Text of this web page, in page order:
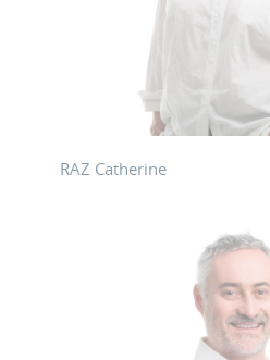
RAZ Catherine